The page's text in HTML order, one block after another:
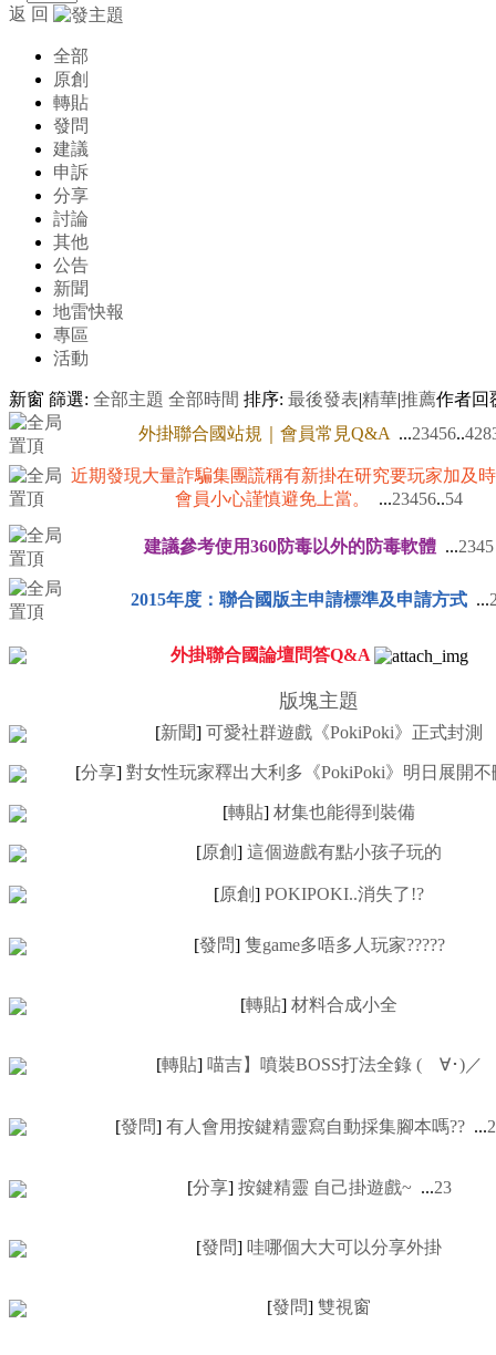
返 回
全部
原創
轉貼
發問
建議
申訴
分享
討論
其他
公告
新聞
地雷快報
專區
活動
新窗 篩選: 全部主題 全部時間 排序: 最後發表|精華|推薦作者回
外掛聯合國站規｜會員常見Q&A ...23456..
近期發現大量詐騙集團謊稱有新掛在研究要玩家加及
會員小心謹慎避免上當。
...23456..54
建議參考使用360防毒以外的防毒軟體 ...2345
2015年度：聯合國版主申請標準及申請方式 ...
外掛聯合國論壇問答Q&A
版塊主題
[新聞] 可愛社群遊戲《PokiPoki》正式封測
[分享] 對女性玩家釋出大利多《PokiPoki》明日展開
[轉貼] 材集也能得到裝備
[原創] 這個遊戲有點小孩子玩的
[原創] POKIPOKI..消失了!?
[發問] 隻game多唔多人玩家?????
[轉貼] 材料合成小全
[轉貼] 喵吉】噴裝BOSS打法全錄 (ゝ∀･)／
[發問] 有人會用按鍵精靈寫自動採集腳本嗎?? ...2
[分享] 按鍵精靈 自己掛遊戲~ ...23
[發問] 哇哪個大大可以分享外掛
[發問] 雙視窗